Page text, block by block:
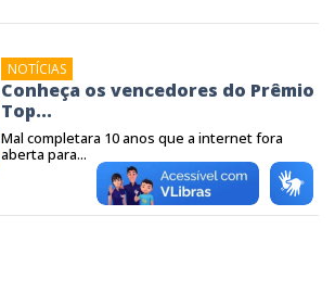
NOTÍCIAS
Conheça os vencedores do Prêmio
Top...
Mal completara 10 anos que a internet fora
aberta para...